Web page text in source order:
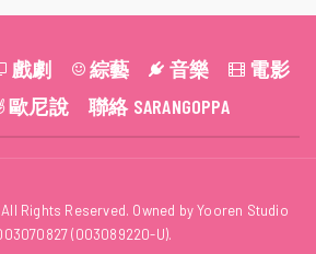
戲劇 綜藝 音樂
電影
歐尼說 聯絡 SARANGOPPA
Rights Reserved. Owned by Yooren Studio
(003089220-U).